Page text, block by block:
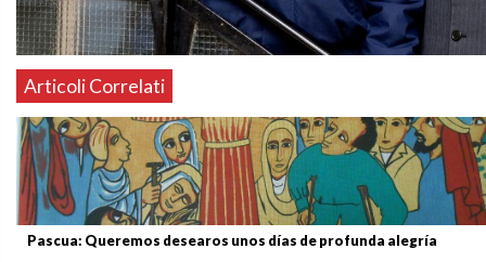
Articoli Correlati
Pascua: Queremos desearos unos días de profunda alegría